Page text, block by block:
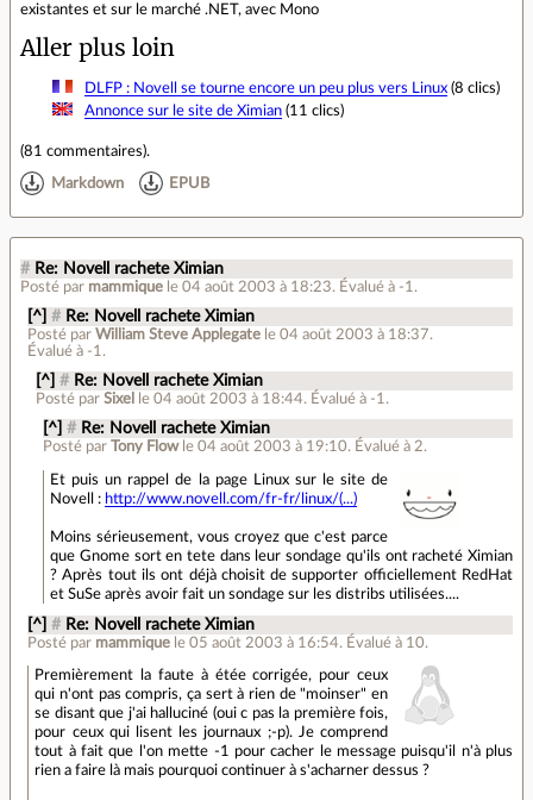
existantes et sur le marché .NET, avec Mono
Aller plus loin
DLFP : Novell se tourne encore un peu plus vers Linux(8 clics)
Annonce sur le site de Ximian(11 clics)
(81 commentaires).
Markdown EPUB
# Re: Novell rachete Ximian
Posté par mammique le 04 août 2003 à 18:23. Évalué à -1 .
[^] # Re: Novell rachete Ximian
Posté parWilliam Steve Applegate le 04 août 2003 à 18:37.
Évalué à -1 .
[^] # Re: Novell rachete Ximian
Posté par Sixel le 04 août 2003 à 18:44. Évalué à -1 .
[^] # Re: Novell rachete Ximian
Posté parTony Flow le 04 août 2003 à 19:10. Évalué à 2.
Et puis un rappel de la page Linux sur le site de
Novell : http://www.novell.com/fr-fr/linux/(...)
Moins sérieusement, vous croyez que c'est parce
que Gnome sort en tete dans leur sondage qu'ils ont racheté Ximian
? Après tout ils ont déjà choisit de supporter officiellement RedHat
et SuSe après avoir fait un sondage sur les distribs utilisées....
[^] # Re: Novell rachete Ximian
Posté par mammique le 05 août 2003 à 16:54. Évalué à 10.
Premièrement la faute à étée corrigée, pour ceux
qui n'ont pas compris, ça sert à rien de "moinser" en
se disant que j'ai halluciné (oui c pas la première fois,
pour ceux qui lisent les journaux ;-p). Je comprend
tout à fait que l'on mette -1 pour cacher le message puisqu'il n'à plus
rien a faire là mais pourquoi continuer à s'acharner dessus ?